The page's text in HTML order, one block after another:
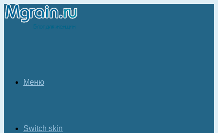
Меню
Switch skin